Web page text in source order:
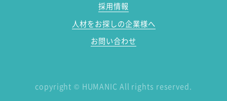
採用情報
人材をお探しの企業様へ
お問い合わせ
copyright © HUMANIC All rights reserved.